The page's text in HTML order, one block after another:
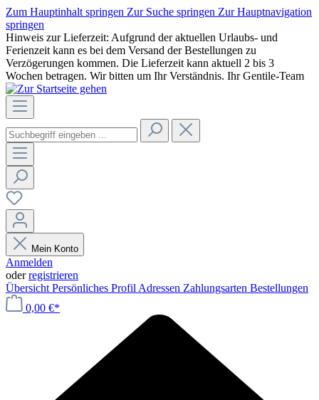
Zum Hauptinhalt springen Zur Suche springen Zur Hauptnavigation
springen
Hinweis zur Lieferzeit: Aufgrund der aktuellen Urlaubs- und
Ferienzeit kann es bei dem Versand der Bestellungen zu
Verzögerungen kommen. Die Lieferzeit kann aktuell 2 bis 3
Wochen betragen. Wir bitten um Ihr Verständnis. Ihr Gentile-Team
Mein Konto
Anmelden
oderregistrieren
Übersicht Persönliches Profil Adressen Zahlungsarten Bestellungen
0,00 €*